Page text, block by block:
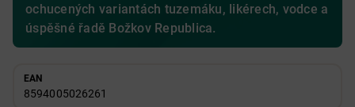
ochucených variantách tuzemáku, likérech, vodce a
úspěšné řadě Božkov Republica.
EAN
8594005026261